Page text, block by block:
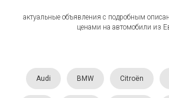
актуальные объявления с подробным
ценами на автомобили из
Audi BMW Citroën